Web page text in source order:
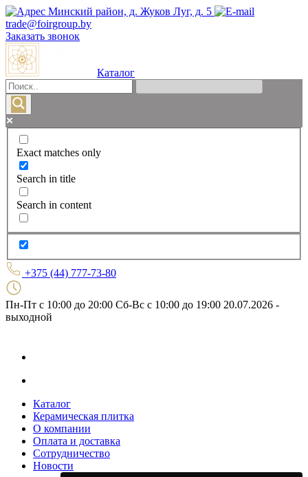
Минский район, д. Жуков Луг, д. 5
trade@foirgroup.by
Заказать звонок
Каталог
Exact matches only
Search in title
Search in content
+375 (44) 777-73-80
Пн-Пт с 10:00 до 20:00 Сб-Вс с 10:00 до 19:00 20.07.2026 -
выходной
Каталог
Керамическая плитка
О компании
Оплата и доставка
Сотрудничество
Новости